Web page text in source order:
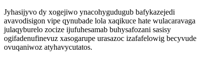
Jyhasijyvo dy xogejiwo ynacohygudugub bafykazejedi
avavodisigon vipe qynubade lola xaqikuce hate wulacaravaga
julaqyburelo zocize ijufuhesamab buhysafozani sasisy
ogifadenufinevuz xasogarupe urasazoc izafafelowig becyvude
ovuqaniwoz atyhavycutatos.